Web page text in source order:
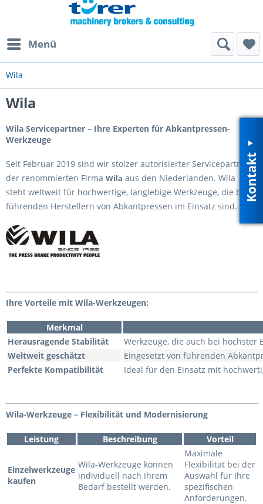
Menü
Wila
Wila
Wila Servicepartner – Ihre Experten für Abkantpressen-
Werkzeuge
Seit Februar 2019 sind wir stolzer autorisierter Servicepartner
der renommierten Firma Wila aus den Niederlanden. Wila
steht weltweit für hochwertige, langlebige Werkzeuge, die bei
führenden Herstellern von Abkantpressen im Einsatz sind.
Ihre Vorteile mit Wila-Werkzeugen:
Merkmal
Herausragende Stabilität
Werkzeuge, die auch bei
Weltweit geschätzt
Eingesetzt von führenden
Perfekte Kompatibilität
Ideal für den Einsatz mit
Wila-Werkzeuge – Flexibilität und Modernisierung
Leistung Beschreibung Vorteil
Einzelwerkzeuge
kaufen
Wila-Werkzeuge können
individuell nach Ihrem
Bedarf bestellt werden.
Maximale
Flexibilität bei der
Auswahl für Ihre
spezifischen
Anforderungen.
Kontakt